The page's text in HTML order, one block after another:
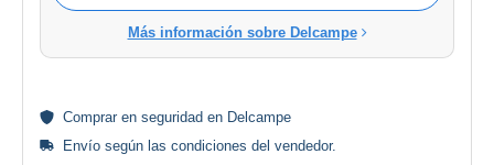
Más información sobre Delcampe
Comprar en seguridad en Delcampe
Envío según las condiciones del vendedor.